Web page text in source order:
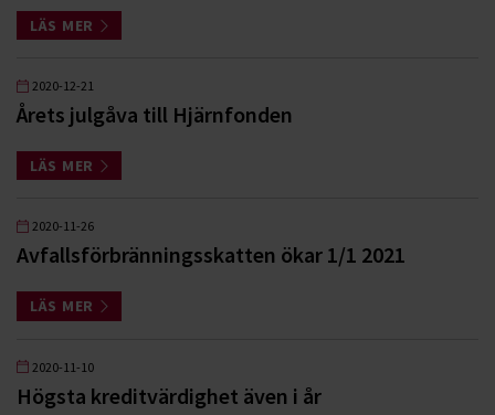
LÄS MER
2020-12-21
Årets julgåva till Hjärnfonden
LÄS MER
2020-11-26
Avfallsförbränningsskatten ökar 1/1 2021
LÄS MER
2020-11-10
Högsta kreditvärdighet även i år